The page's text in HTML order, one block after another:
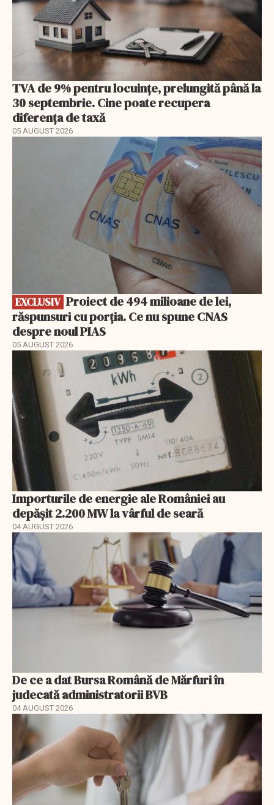
TVA de 9% pentru locuințe, prelungită până la
30 septembrie. Cine poate recupera
diferența de taxă
05 AUGUST 2026
EXCLUSIV
răspunsuri cu porția. Ce nu spune CNAS
despre noul PIAS
05 AUGUST 2026
Importurile de energie ale României au
depășit 2.200 MW la vârful de seară
04 AUGUST 2026
De ce a dat Bursa Română de Mărfuri în
judecată administratorii BVB
04 AUGUST 2026